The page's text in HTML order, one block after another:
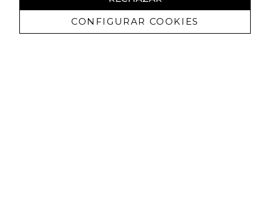
CONFIGURAR COOKIES